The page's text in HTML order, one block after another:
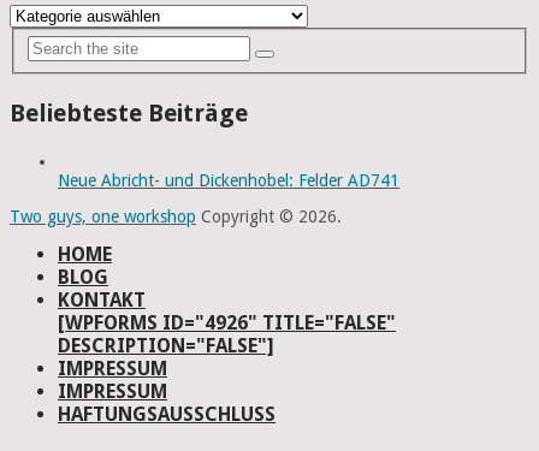
Kategorien
Beliebteste Beiträge
Neue Abricht- und Dickenhobel: Felder AD741
Two guys, one workshop Copyright © 2026.
HOME
BLOG
KONTAKT
[WPFORMS ID="4926" TITLE="FALSE"
DESCRIPTION="FALSE"]
IMPRESSUM
IMPRESSUM
HAFTUNGSAUSSCHLUSS